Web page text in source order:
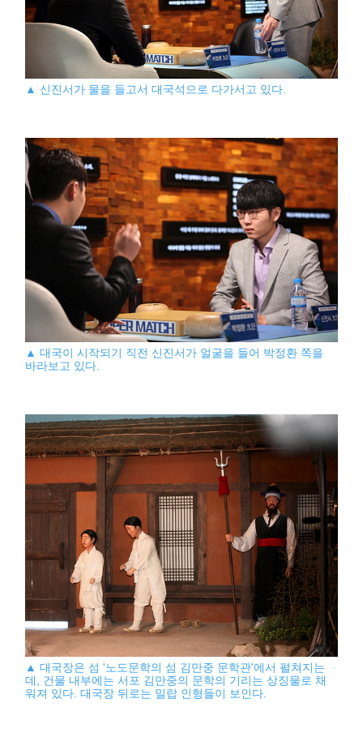
▲ 신진서가 물을 들고서 대국석으로 다가서고 있다.
▲ 대국이 시작되기 직전 신진서가 얼굴을 들어 박정환 쪽을
바라보고 있다.
▲ 대국장은 섬 '노도문학의 섬 김만중 문학관'에서 펼쳐지는
데, 건물 내부에는 서포 김만중의 문학의 기리는 상징물로 채
워져 있다. 대국장 뒤로는 밀랍 인형들이 보인다.